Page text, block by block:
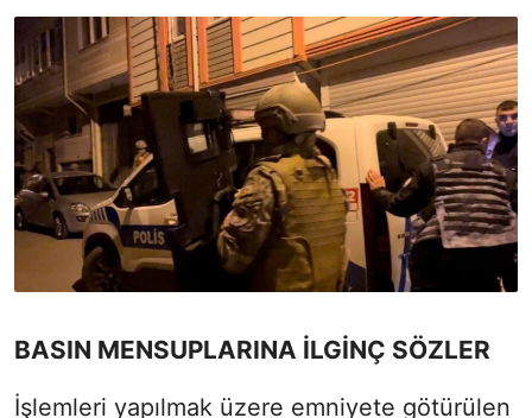
BASIN MENSUPLARINA İLGİNÇ SÖZLER
İşlemleri yapılmak üzere emniyete götürülen